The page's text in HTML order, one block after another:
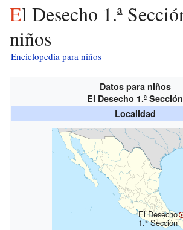
El Desecho 1.ª Sección para
niños
Enciclopedia para niños
Datos para niños
El Desecho 1.ª Sección
Localidad
El Desecho
1.ª Sección